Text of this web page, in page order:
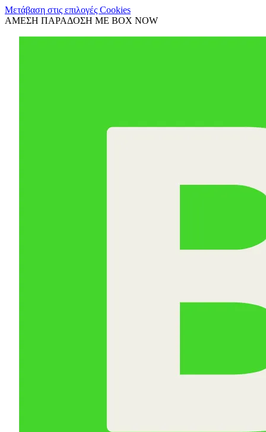
Μετάβαση στις επιλογές Cookies
ΑΜΕΣΗ ΠΑΡΑΔΟΣΗ ΜΕ BOX NOW